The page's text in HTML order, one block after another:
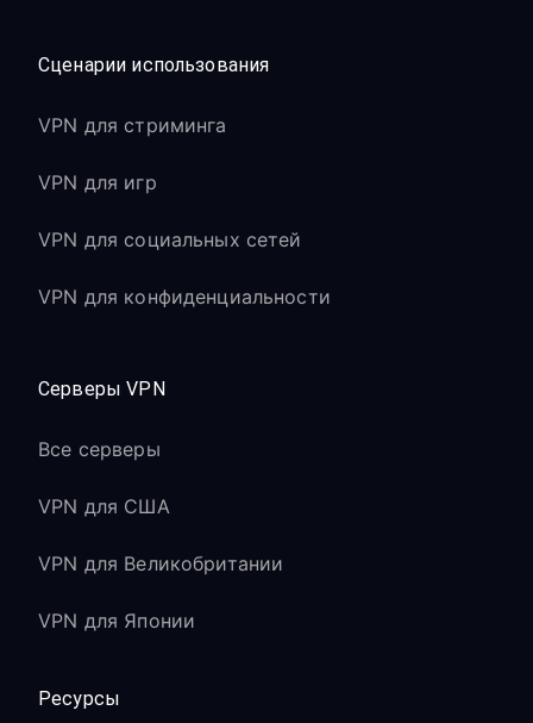
Сценарии использования
VPN для стриминга
VPN для игр
VPN для социальных сетей
VPN для конфиденциальности
Серверы VPN
Все серверы
VPN для США
VPN для Великобритании
VPN для Японии
Ресурсы